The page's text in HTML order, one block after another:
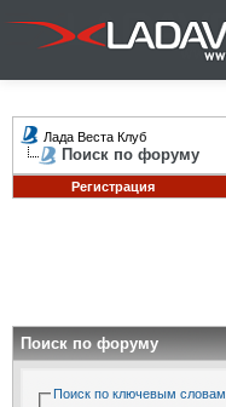
Лада Веста Клуб
Поиск по форуму
Регистрация
Поиск по форуму
Поиск по ключевым словам